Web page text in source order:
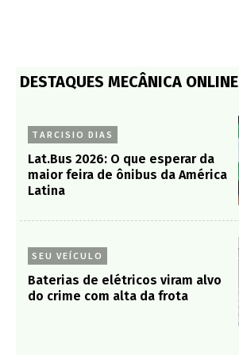
DESTAQUES MECÂNICA ONLINE
TARCISIO DIAS
Lat.Bus 2026: O que esperar da
maior feira de ônibus da América
Latina
SEU VEÍCULO
Baterias de elétricos viram alvo
do crime com alta da frota